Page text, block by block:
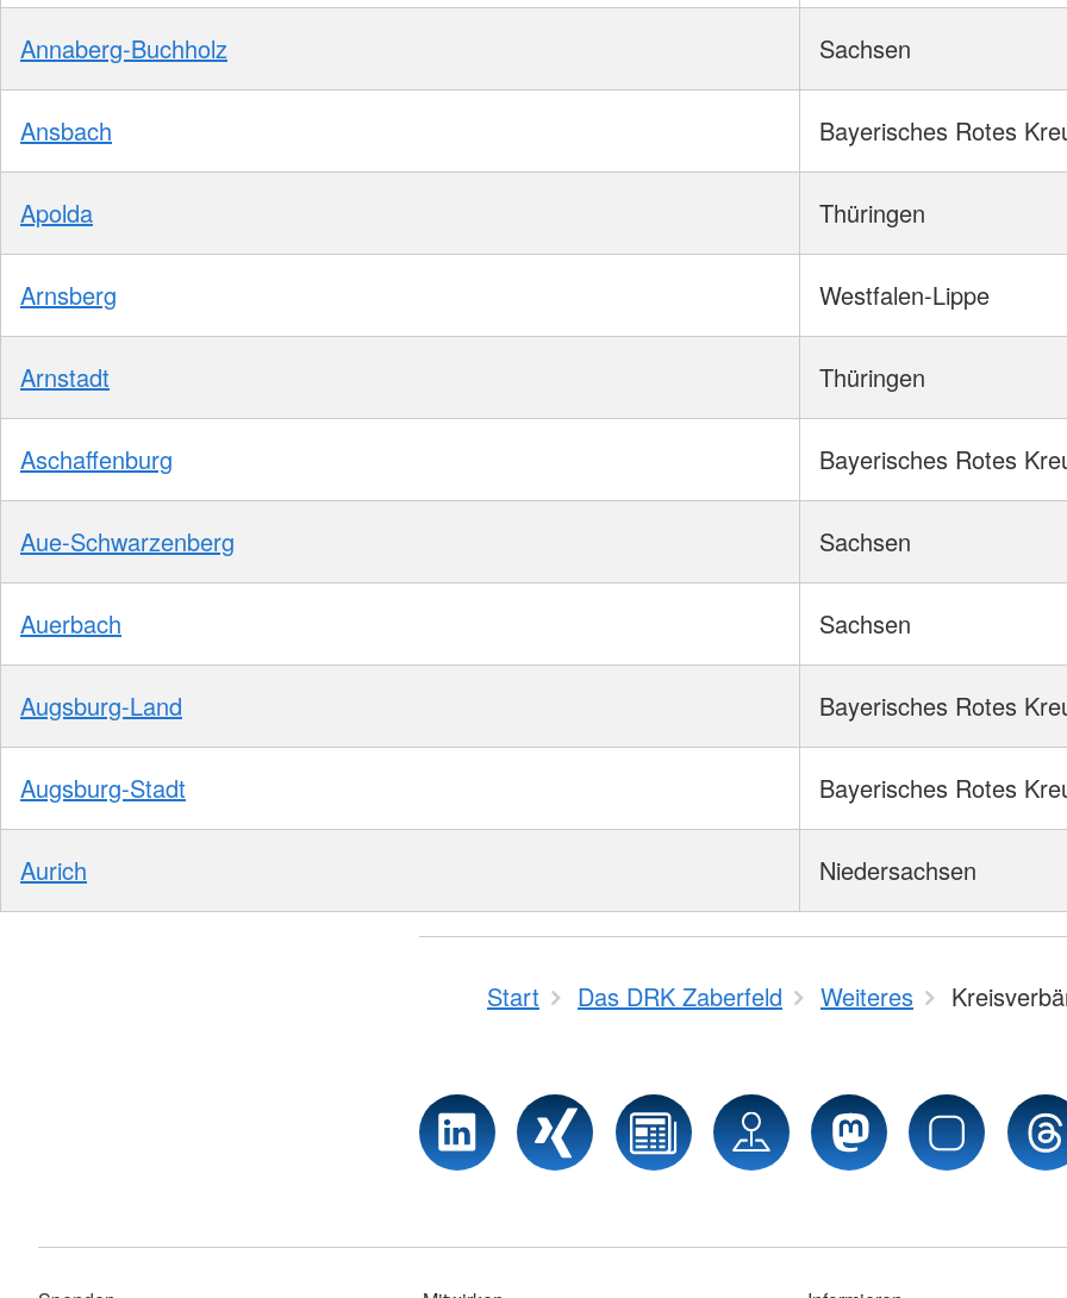
Annaberg-Buchholz Sachsen
Ansbach Bayerisches Rotes
Apolda Thüringen
Arnsberg Westfalen-Lippe
Arnstadt Thüringen
Aschaffenburg Bayerisches Rotes
Aue-Schwarzenberg Sachsen
Auerbach Sachsen
Augsburg-Land Bayerisches Rotes
Augsburg-Stadt Bayerisches Rotes
Aurich Niedersachsen
Start Das DRK Zaberfeld Weiteres